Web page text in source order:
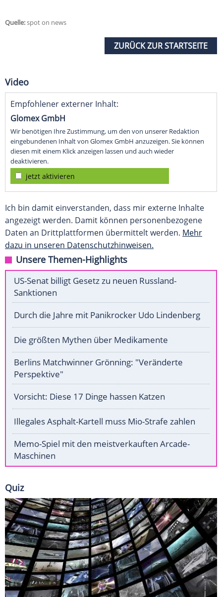
Quelle:spot on news
ZURÜCK ZUR STARTSEITE
Video
Empfohlener externer Inhalt:
Glomex GmbH
Wir benötigen Ihre Zustimmung, um den von unserer Redaktion
eingebundenen Inhalt von Glomex GmbH anzuzeigen. Sie können
diesen mit einem Klick anzeigen lassen und auch wieder
deaktivieren.
jetzt aktivieren
Ich bin damit einverstanden, dass mir externe Inhalte
angezeigt werden. Damit können personenbezogene
Daten an Drittplattformen übermittelt werden. Mehr
dazu in unseren Datenschutzhinweisen.
Unsere Themen-Highlights
US-Senat billigt Gesetz zu neuen Russland-
Sanktionen
Durch die Jahre mit Panikrocker Udo Lindenberg
Die größten Mythen über Medikamente
Berlins Matchwinner Grönning: "Veränderte
Perspektive"
Vorsicht: Diese 17 Dinge hassen Katzen
Illegales Asphalt-Kartell muss Mio-Strafe zahlen
Memo-Spiel mit den meistverkauften Arcade-
Maschinen
Quiz